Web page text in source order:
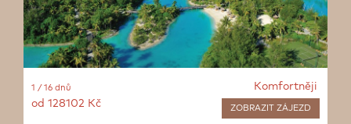
Komfortněji
ZOBRAZIT ZÁJEZD
1 / 16 dnů
od 128102 Kč